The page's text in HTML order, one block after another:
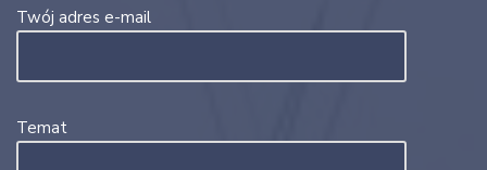
Twój adres e-mail
Temat